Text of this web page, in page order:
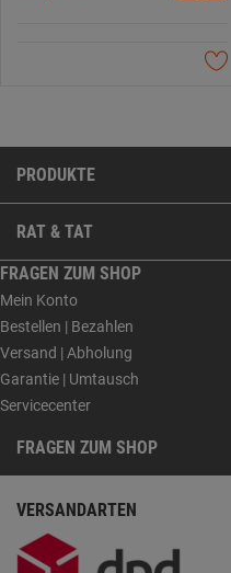
PRODUKTE
RAT & TAT
FRAGEN ZUM SHOP
Mein Konto
Bestellen | Bezahlen
Versand | Abholung
Garantie | Umtausch
Servicecenter
FRAGEN ZUM SHOP
VERSANDARTEN